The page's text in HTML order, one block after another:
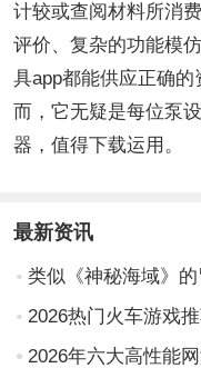
计较或查阅材料所消
评价、复杂的功能模
具app都能供应正确
而，它无疑是每位泵
器，值得下载运用。
最新资讯